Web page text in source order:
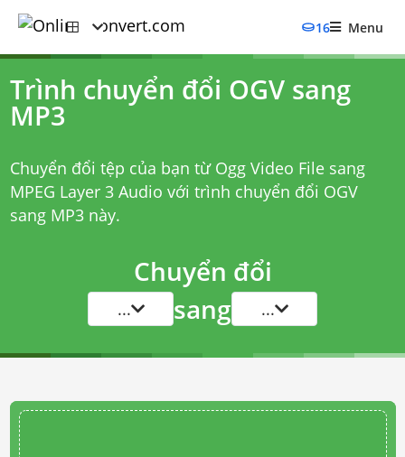
16 Menu
Trình chuyển đổi OGV sang
MP3
Chuyển đổi tệp của bạn từ Ogg Video File sang
MPEG Layer 3 Audio với trình chuyển đổi OGV
sang MP3này.
Chuyển đổi
... sang ...